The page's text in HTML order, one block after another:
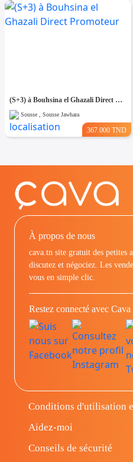
(S+3) à Bouhsina el Ghazali Direct Promoteur
Sousse , Sousse Jawhara
367.000 TND
À propos de nous
cava.tn site gratuit des petites
discutez et négociez. Les
vous en simple clic.
Restez connecté avec Cava
Conditions d'utilisation
Aidez-moi
Conseils de sécurité